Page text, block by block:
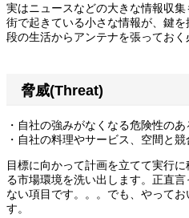
実はニュースなどの大きな情報収
街で起きている小さな情報が、鍵
段の生活からアンテナを張っておく
脅威(Threat)
・自社の強みがなくなる危険性の
・自社の料理やサービス、空間と
目標に向かって計画を立てて実行
る市場環境を洗い出します。正直
ない項目です。。。でも、やって
す。